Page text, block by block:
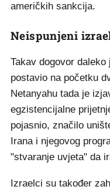
američkih sankcija.
Neispunjeni
Takav dogovor
postavio na početku
Netanyahu tada je
egzistencijalne
pojasnio, značilo
Irana i njegovog
"stvaranje uvjeta" da
Izraelci su također